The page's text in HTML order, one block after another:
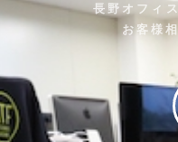
長野オフィ
お客様